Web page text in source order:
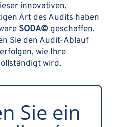
innovativen,
Art des Audits haben
SODA©geschaffen.
Sie den Audit-Ablauf
wie Ihre
wird.
Sie ein